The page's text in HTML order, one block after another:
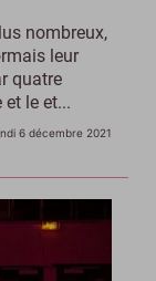
nombreux,
leur
quatre
le et...
6 décembre 2021